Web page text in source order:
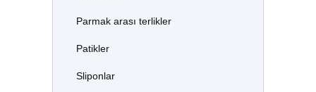
Parmak arası terlikler
Patikler
Sliponlar